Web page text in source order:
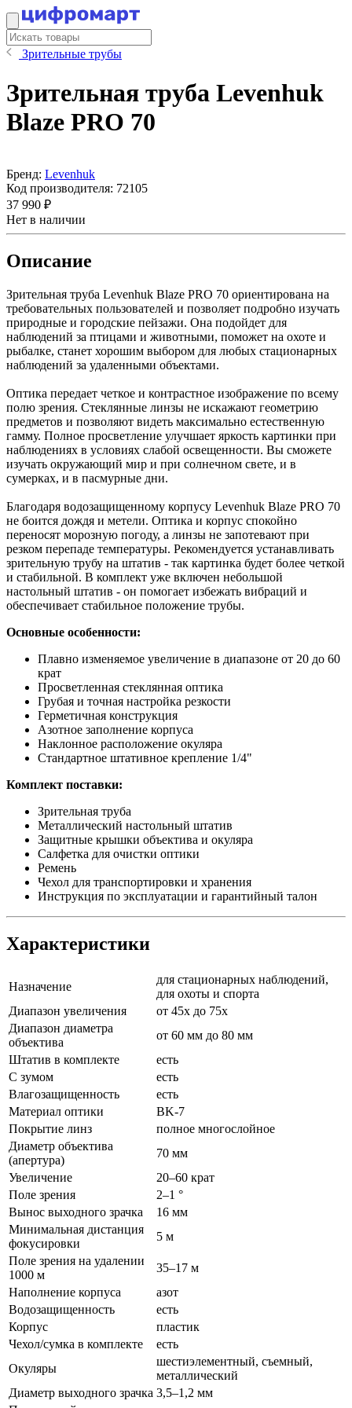
Зрительные трубы
Зрительная труба Levenhuk
Blaze PRO 70
Бренд: Levenhuk
Код производителя: 72105
37 990 ₽
Нет в наличии
Описание
Зрительная труба Levenhuk Blaze PRO 70 ориентирована на
требовательных пользователей и позволяет подробно изучать
природные и городские пейзажи. Она подойдет для
наблюдений за птицами и животными, поможет на охоте и
рыбалке, станет хорошим выбором для любых стационарных
наблюдений за удаленными объектами.
Оптика передает четкое и контрастное изображение по всему
полю зрения. Стеклянные линзы не искажают геометрию
предметов и позволяют видеть максимально естественную
гамму. Полное просветление улучшает яркость картинки при
наблюдениях в условиях слабой освещенности. Вы сможете
изучать окружающий мир и при солнечном свете, и в
сумерках, и в пасмурные дни.
Благодаря водозащищенному корпусу Levenhuk Blaze PRO 70
не боится дождя и метели. Оптика и корпус спокойно
переносят морозную погоду, а линзы не запотевают при
резком перепаде температуры. Рекомендуется устанавливать
зрительную трубу на штатив - так картинка будет более четкой
и стабильной. В комплект уже включен небольшой
настольный штатив - он помогает избежать вибраций и
обеспечивает стабильное положение трубы.
Основные особенности:
Плавно изменяемое увеличение в диапазоне от 20 до 60
крат
Просветленная стеклянная оптика
Грубая и точная настройка резкости
Герметичная конструкция
Азотное заполнение корпуса
Наклонное расположение окуляра
Стандартное штативное крепление 1/4"
Комплект поставки:
Зрительная труба
Металлический настольный штатив
Защитные крышки объектива и окуляра
Салфетка для очистки оптики
Ремень
Чехол для транспортировки и хранения
Инструкция по эксплуатации и гарантийный талон
Характеристики
Назначение
для стационарных наблюдений,
для охоты и спорта
Диапазон увеличения
от 45х до 75х
Диапазон диаметра
объектива
от 60 мм до 80 мм
Штатив в комплекте
есть
С зумом
есть
Влагозащищенность
есть
Материал оптики
BK-7
Покрытие линз
полное многослойное
Диаметр объектива
(апертура)
70 мм
Увеличение
20–60 крат
Поле зрения
2–1 °
Вынос выходного зрачка
16 мм
Минимальная дистанция
фокусировки
5 м
Поле зрения на удалении
1000 м
35–17 м
Наполнение корпуса
азот
Водозащищенность
есть
Корпус
пластик
Чехол/сумка в комплекте
есть
Окуляры
шестиэлементный, съемный,
металлический
Диаметр выходного зрачка 3,5–1,2 мм